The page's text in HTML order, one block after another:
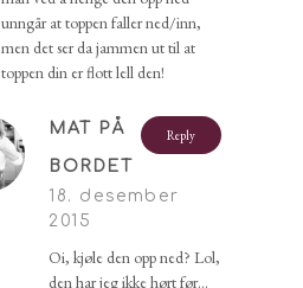
unngår at toppen faller ned/inn,
men det ser da jammen ut til at
toppen din er flott lell den!
Reply
MAT PÅ
BORDET
18. desember
2015
Oi, kjøle den opp ned? Lol,
den har jeg ikke hørt før…